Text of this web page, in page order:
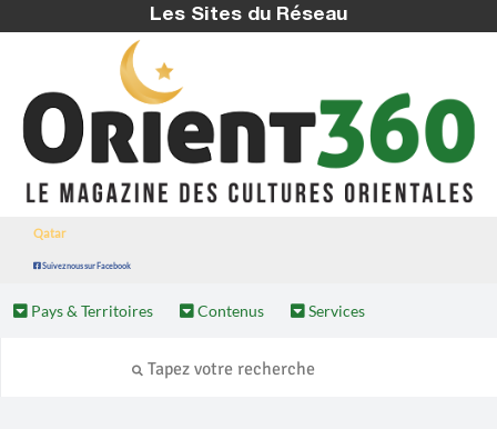
Les Sites du Réseau
Qatar
Suivez nous sur Facebook
Pays & Territoires Contenus Services